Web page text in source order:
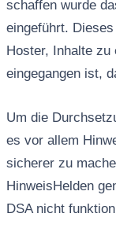
schaffen wurde
eingeführt.
Hoster, Inhalte zu
eingegangen ist,
Um die
es vor allem
sicherer zu
HinweisHelden
DSA nicht